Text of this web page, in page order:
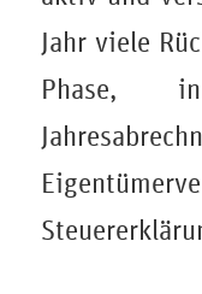
Jahr viele
Phase,